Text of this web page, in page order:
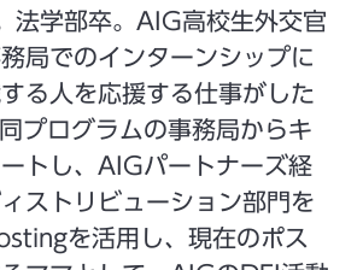
法学部卒。AIG高校生外交官
局でのインターンシップに
る人を応援する仕事がした
プログラムの事務局からキ
トし、AIGパートナーズ経
ストリビューション部門を
を活用し、現在のポス